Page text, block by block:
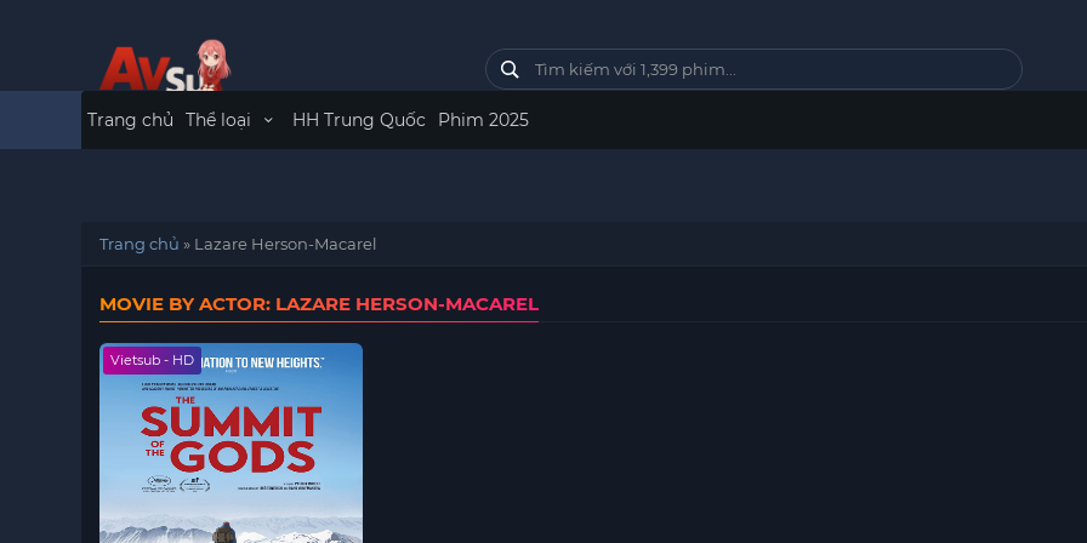
Trang chủ Thể loại HH Trung Quốc Phim 2025
Trang chủ » Lazare Herson-Macarel
MOVIE BY ACTOR: LAZARE HERSON-MACAREL
Vietsub - HD